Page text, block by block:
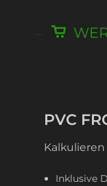
PVC
Inklusive